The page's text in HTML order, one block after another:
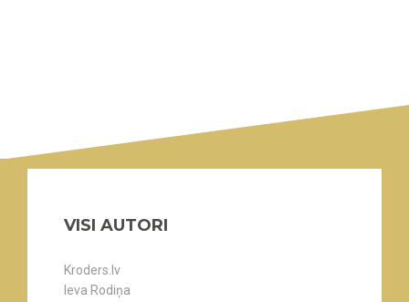
VISI AUTORI
Kroders.lv
Ieva Rodiņa